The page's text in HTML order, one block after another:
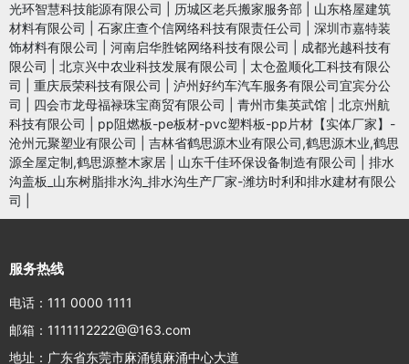
光环智慧科技能源有限公司
历城区老兵搬家服务部
山东格屋建筑
材料有限公司
石家庄查个信网络科技有限责任公司
深圳市嘉特装
饰材料有限公司
河南启华胜铭网络科技有限公司
成都光越科技有
限公司
北京兴中农业科技发展有限公司
太仓盈顺化工科技有限公
司
重庆辰荣科技有限公司
泸州好约车汽车服务有限公司宜宾分公
司
四会市龙母福禄珠宝商贸有限公司 青州市集英武馆
北京州航
科技有限公司
pp阻燃板-pe板材-pvc塑料板-pp片材【实体厂家】-
沧州元聚塑业有限公司
吉林省鹤思源木业有限公司,鹤思源木业,鹤思
源全屋定制,鹤思源整木家居
山东千佳环保设备制造有限公司
排水
沟盖板_山东树脂排水沟_排水沟生产厂家-潍坊时利和排水建材有限公
司
服务热线
电话：111 0000 1111
邮箱：1111112222@@163.com
地址：广东省东莞市麻涌镇麻涌中心大道